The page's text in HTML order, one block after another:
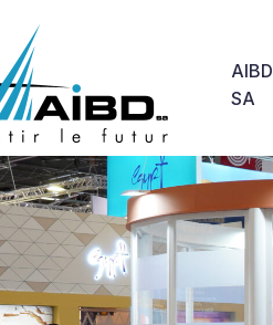
AIBD
SA